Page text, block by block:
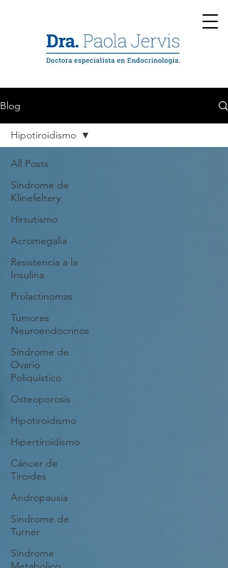
Blog
All Posts
Síndrome de
Klinefeltery
Hirsutismo
Acromegalia
Resistencia a la
Insulina
Prolactinomas
Tumores
Neuroendocrinos
Síndrome de
Ovario
Poliquístico
Osteoporosis
Hipotiroidismo
Hipertiroidismo
Cáncer de
Tiroides
Andropausia
Sindrome de
Turner
Síndrome
Hipotiroidismo